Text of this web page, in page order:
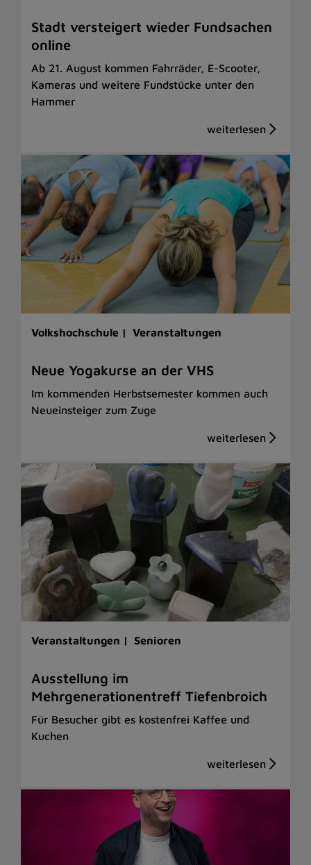
Stadt versteigert wieder Fundsachen
online
Ab 21. August kommen Fahrräder, E-Scooter,
Kameras und weitere Fundstücke unter den
Hammer
Volkshochschule | Veranstaltungen
Neue Yogakurse an der VHS
Im kommenden Herbstsemester kommen auch
Neueinsteiger zum Zuge
Veranstaltungen | Senioren
Ausstellung im
Mehrgenerationentreff Tiefenbroich
Für Besucher gibt es kostenfrei Kaffee und
Kuchen